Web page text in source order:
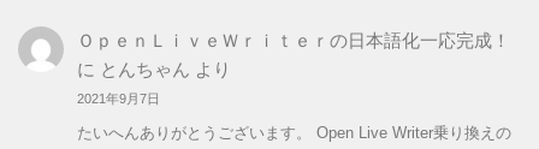
ＯｐｅｎＬｉｖｅＷｒｉｔｅｒの日本語化一応完成！
に とんちゃん より
2021年9月7日
たいへんありがとうございます。 Open Live Writer乗り換えの